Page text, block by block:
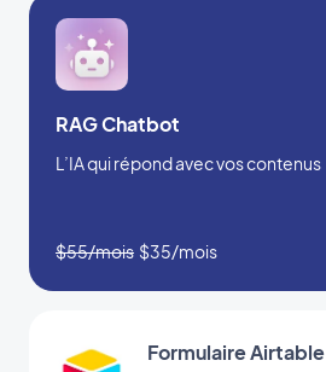
Formulaire Airtable
RAG Chatbot
L’IA qui répond avec vos contenus
$55/mois $35/mois